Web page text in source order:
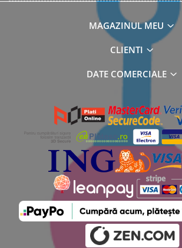
MAGAZINUL MEU
CLIENTI
DATE COMERCIALE